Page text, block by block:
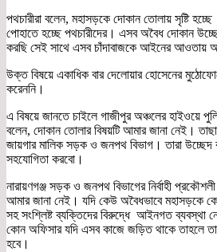
পথচারীরা বলেন, মহাসড়কে দোকান তোলায় সৃষ্টি
পোহাতে হচ্ছে পথচারীদের। এসব অবৈধ দোকান
করছি সেই সাথে এসব চাঁদাবাজকে আইনের আওতায়
উক্ত বিষয়ে একাধিক বার দেলোয়ার হোসেনের
করেননি।
এ বিষয়ে জানতে চাইলে গাজীপুর অঞ্চলের হাইওয়ে
বলেন, দোকান তোলার বিষয়টি আমার জানা নেই।
জায়গার মালিক সড়ক ও জনপথ বিভাগ। তারা উচ্ছেদ
সহযোগিতা করবো।
নারায়ণগঞ্জ সড়ক ও জনপথ বিভাগের নির্বাহী
আমার জানা নেই। যদি কেউ অবৈধভাবে মহাসড়কে
সহ সংশ্লিষ্ট ব্যক্তিদের বিরুদ্ধে আইনগত ব্যবস্থা
কোন অফিসার যদি এসব কাজে জড়িত থাকে তাহলে
হবে।